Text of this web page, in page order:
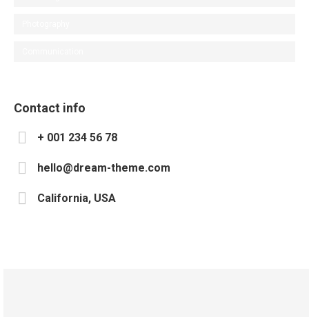
Contact info
+ 001 234 56 78
hello@dream-theme.com
California, USA